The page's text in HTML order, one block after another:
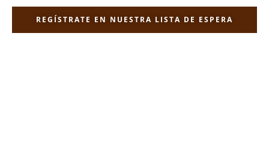
REGÍSTRATE EN NUESTRA LISTA DE ESPERA